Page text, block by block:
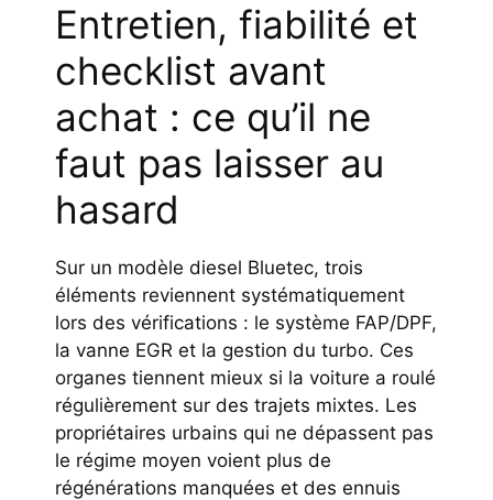
Entretien, fiabilité et
checklist avant
achat : ce qu’il ne
faut pas laisser au
hasard
Sur un modèle diesel Bluetec, trois
éléments reviennent systématiquement
lors des vérifications : le système FAP/DPF,
la vanne EGR et la gestion du turbo. Ces
organes tiennent mieux si la voiture a roulé
régulièrement sur des trajets mixtes. Les
propriétaires urbains qui ne dépassent pas
le régime moyen voient plus de
régénérations manquées et des ennuis